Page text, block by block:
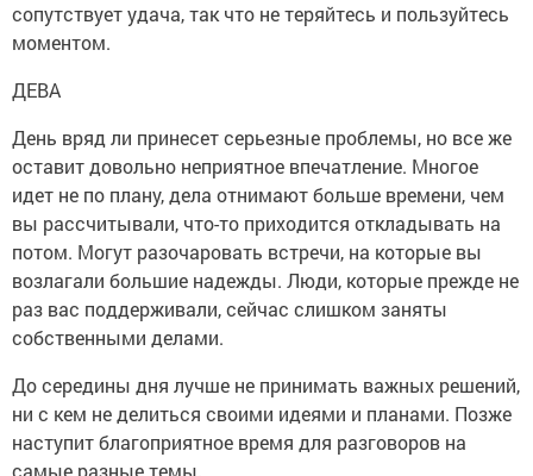
сопутствует удача, так что не теряйтесь и пользуйтесь
моментом.
ДЕВА
День вряд ли принесет серьезные проблемы, но все же
оставит довольно неприятное впечатление. Многое
идет не по плану, дела отнимают больше времени, чем
вы рассчитывали, что-то приходится откладывать на
потом. Могут разочаровать встречи, на которые вы
возлагали большие надежды. Люди, которые прежде не
раз вас поддерживали, сейчас слишком заняты
собственными делами.
До середины дня лучше не принимать важных решений,
ни с кем не делиться своими идеями и планами. Позже
наступит благоприятное время для разговоров на
самые разные темы.